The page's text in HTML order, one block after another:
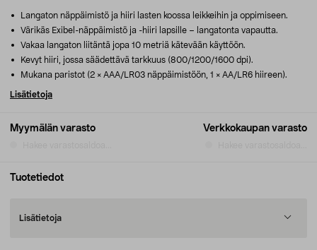
Myymälän varasto Verkkokaupan varasto
Langaton näppäimistö ja hiiri lasten koossa leikkeihin ja oppimiseen.
Värikäs Exibel-näppäimistö ja -hiiri lapsille – langatonta vapautta.
Vakaa langaton liitäntä jopa 10 metriä kätevään käyttöön.
Kevyt hiiri, jossa säädettävä tarkkuus (800/1200/1600 dpi).
Mukana paristot (2 × AAA/LR03 näppäimistöön, 1 × AA/LR6 hiireen).
Lisätietoja
Tuotetiedot
Lisätietoja